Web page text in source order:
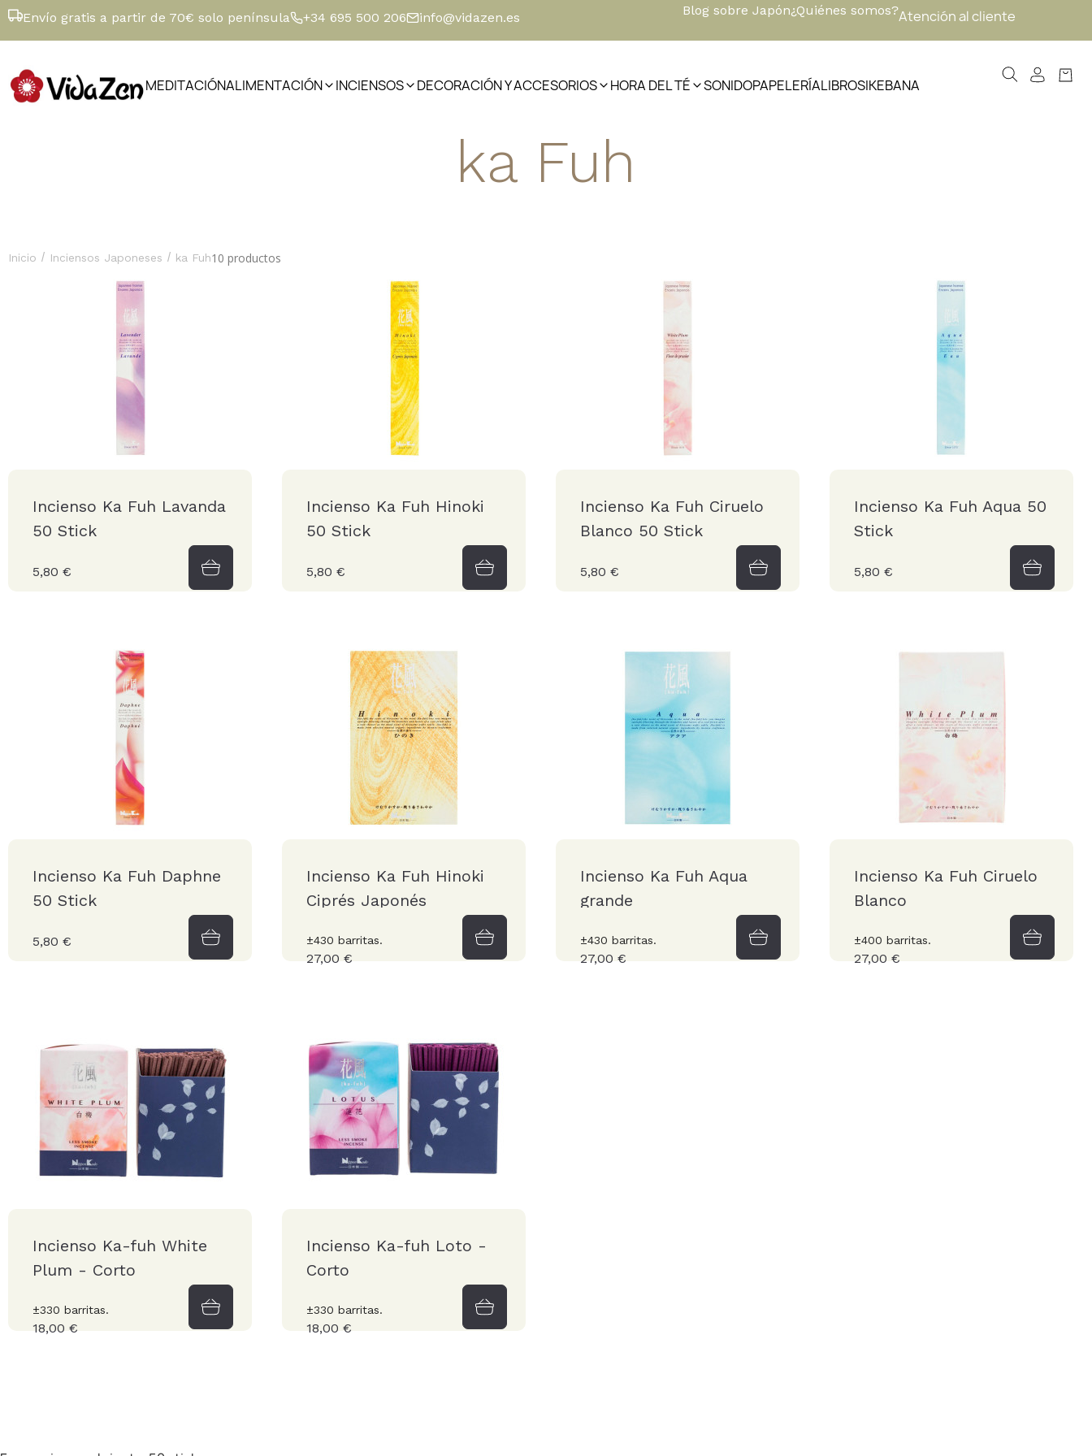
Envío gratis a partir de 70€ solo península +34 695 500 206 info@vidazen.es Blog sobre Japón¿Quiénes somos?Atención al cliente
MEDITACIÓNALIMENTACIÓN INCIENSOS DECORACIÓN Y ACCESORIOS HORA DEL TÉ SONIDOPAPELERÍALIBROSIKEBANA
ka Fuh
Inicio / Inciensos Japoneses / ka Fuh10 productos
Incienso Ka Fuh Lavanda
50 Stick
5,80 €
Incienso Ka Fuh Hinoki
50 Stick
5,80 €
Incienso Ka Fuh Ciruelo
Blanco 50 Stick
5,80 €
Incienso Ka Fuh Aqua 50
Stick
5,80 €
Incienso Ka Fuh Daphne
50 Stick
5,80 €
Incienso Ka Fuh Hinoki
Ciprés Japonés
±430 barritas.
27,00 €
Incienso Ka Fuh Aqua
grande
±430 barritas.
27,00 €
Incienso Ka Fuh Ciruelo
Blanco
±400 barritas.
27,00 €
Incienso Ka-fuh White
Plum - Corto
±330 barritas.
18,00 €
Incienso Ka-fuh Loto -
Corto
±330 barritas.
18,00 €